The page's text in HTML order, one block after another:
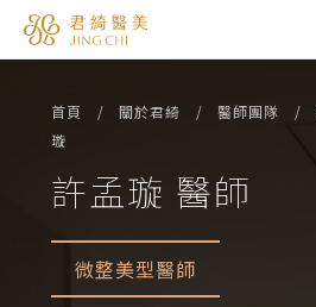
首頁 關於君綺 醫師團隊
璇
許孟璇 醫師
微整美型醫師